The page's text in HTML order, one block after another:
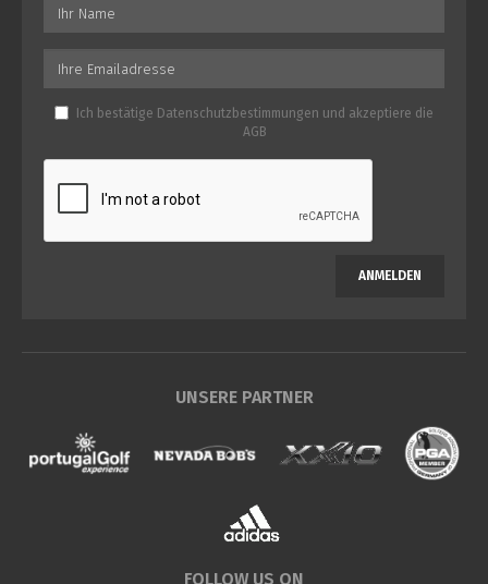
Ich bestätige Datenschutzbestimmungen und akzeptiere die
AGB
ANMELDEN
UNSERE PARTNER
FOLLOW US ON